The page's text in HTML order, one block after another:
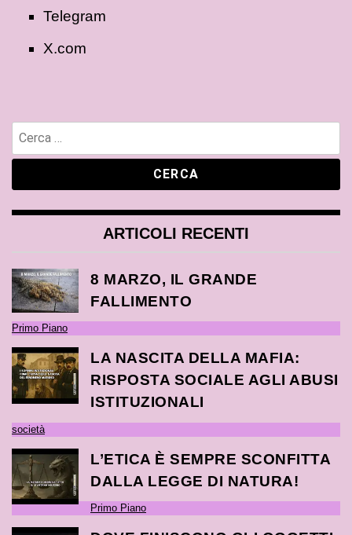
Telegram
X.com
ARTICOLI RECENTI
8 MARZO, IL GRANDE
FALLIMENTO
Primo Piano
LA NASCITA DELLA MAFIA:
RISPOSTA SOCIALE AGLI ABUSI
ISTITUZIONALI
società
L’ETICA È SEMPRE SCONFITTA
DALLA LEGGE DI NATURA!
Primo Piano